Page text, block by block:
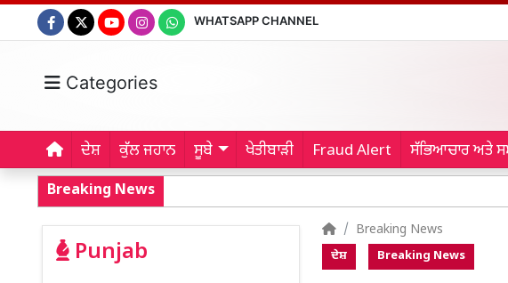
WHATSAPP CHANNEL
Categories
ਦੇਸ਼ ਕੁੱਲ ਜਹਾਨ ਸੂਬੇ ਖੇਤੀਬਾੜੀ Fraud Alert ਸੱਭਿਆਚਾਰ ਅਤੇ
Breaking News
Punjab
Breaking News
ਦੇਸ਼ Breaking News